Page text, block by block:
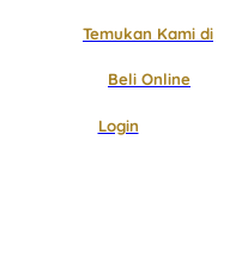
Temukan Kami di
Beli Online
Login